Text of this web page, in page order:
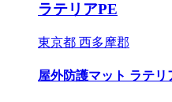
ラテリアPE
東京都 西多摩郡
屋外防護マット ラテリ